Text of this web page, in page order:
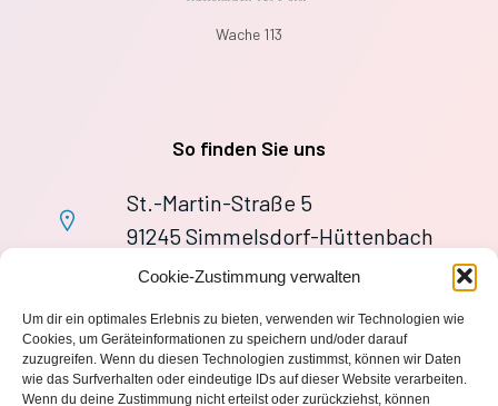
Cookie-Zustimmung verwalten
Um dir ein optimales Erlebnis zu bieten, verwenden wir Technologien wie
Cookies, um Geräteinformationen zu speichern und/oder darauf
zuzugreifen. Wenn du diesen Technologien zustimmst, können wir Daten
wie das Surfverhalten oder eindeutige IDs auf dieser Website verarbeiten.
Wenn du deine Zustimmung nicht erteilst oder zurückziehst, können
Wache 113
So finden Sie uns
St.-Martin-Straße 5
91245 Simmelsdorf-Hüttenbach
+49 9155 9279727
wache113@ff-huettenbach.de